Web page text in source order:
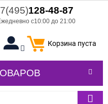
128-48-87
с10:00 до 21:00
Корзина пуста